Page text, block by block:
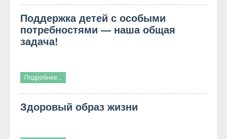
Поддержка детей с особыми
потребностями — наша общая
задача!
Подробнее...
Здоровый образ жизни